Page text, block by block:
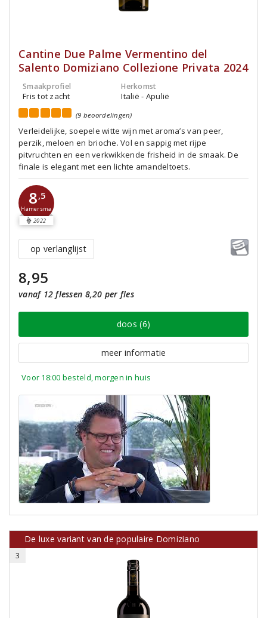
Cantine Due Palme Vermentino del
Salento Domiziano Collezione Privata 2024
Smaakprofiel
Fris tot zacht
Herkomst
Italië - Apulië
(9 beoordelingen)
Verleidelijke, soepele witte wijn met aroma’s van peer,
perzik, meloen en brioche. Vol en sappig met rijpe
pitvruchten en een verkwikkende frisheid in de smaak. De
finale is elegant met een lichte amandeltoets.
8,5
Hamersma
2022
op verlanglijst
8,95
vanaf 12 flessen 8,20 per fles
doos (6)
meer informatie
Voor 18:00 besteld, morgen in huis
De luxe variant van de populaire Domiziano
3